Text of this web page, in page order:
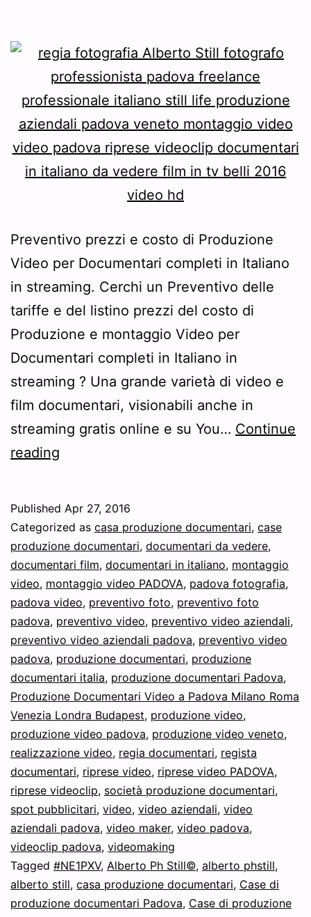
Preventivo prezzi e costo di Produzione
Video per Documentari completi in Italiano
in streaming. Cerchi un Preventivo delle
tariffe e del listino prezzi del costo di
Produzione e montaggio Video per
Documentari completi in Italiano in
streaming ? Una grande varietà di video e
film documentari, visionabili anche in
streaming gratis online e su You… Continue
reading
costo
di
Produzione
Video
per
Documentari
completi
in
Italiano
in
streaming
Published Apr 27, 2016
Categorized as casa produzione documentari, case
produzione documentari, documentari da vedere,
documentari film, documentari in italiano, montaggio
video, montaggio video PADOVA, padova fotografia,
padova video, preventivo foto, preventivo foto
padova, preventivo video, preventivo video aziendali,
preventivo video aziendali padova, preventivo video
padova, produzione documentari, produzione
documentari italia, produzione documentari Padova,
Produzione Documentari Video a Padova Milano Roma
Venezia Londra Budapest, produzione video,
produzione video padova, produzione video veneto,
realizzazione video, regia documentari, regista
documentari, riprese video, riprese video PADOVA,
riprese videoclip, società produzione documentari,
spot pubblicitari, video, video aziendali, video
aziendali padova, video maker, video padova,
videoclip padova, videomaking
Tagged #NE1PXV, Alberto Ph Still©, alberto phstill,
alberto still, casa produzione documentari, Case di
produzione documentari Padova, Case di produzione